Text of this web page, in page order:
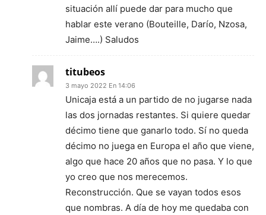
situación allí puede dar para mucho que
hablar este verano (Bouteille, Darío, Nzosa,
Jaime….) Saludos
titubeos
3 mayo 2022 En 14:06
Unicaja está a un partido de no jugarse nada
las dos jornadas restantes. Si quiere quedar
décimo tiene que ganarlo todo. Sí no queda
décimo no juega en Europa el año que viene,
algo que hace 20 años que no pasa. Y lo que
yo creo que nos merecemos.
Reconstrucción. Que se vayan todos esos
que nombras. A día de hoy me quedaba con